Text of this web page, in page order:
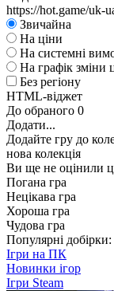
https://hot.game/uk-
Звичайна
На ціни
На системні
На графік зміни
Без регіону
HTML-віджет
До обраного 0
Додати...
Додайте гру до
нова колекція
Ви ще не оцінили
Погана гра
Нецікава гра
Хороша гра
Чудова гра
Популярні добірки:
Ігри на ПК
Новинки ігор
Ігри Steam